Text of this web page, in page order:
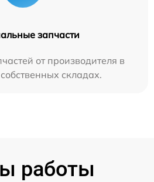
запчасти
от производителя в
складах.
работы